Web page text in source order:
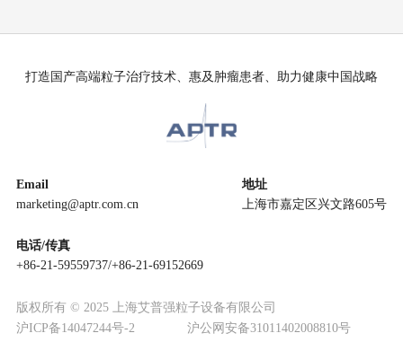
打造国产高端粒子治疗技术、惠及肿瘤患者、助力健康中国战略
Email
marketing@aptr.com.cn
地址
上海市嘉定区兴文路605号
电话/传真
+86-21-59559737/+86-21-69152669
版权所有 © 2025 上海艾普强粒子设备有限公司
沪ICP备14047244号-2
沪公网安备31011402008810号